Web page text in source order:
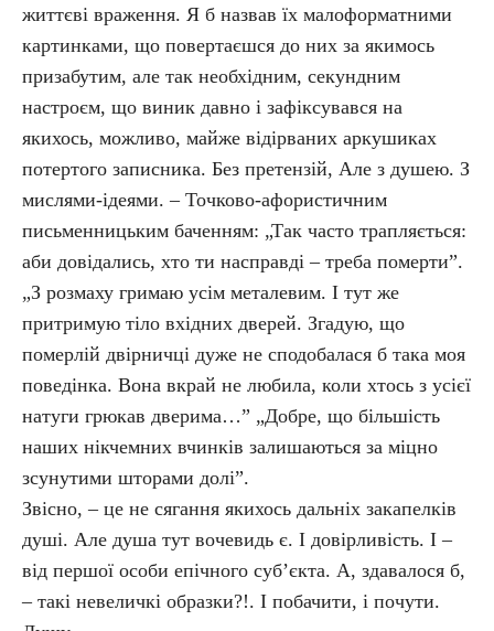
життєві враження. Я б назвав їх малоформатними
картинками, що повертаєшся до них за якимось
призабутим, але так необхідним, секундним
настроєм, що виник давно і зафіксувався на
якихось, можливо, майже відірваних аркушиках
потертого записника. Без претензій, Але з душею. З
мислями-ідеями. – Точково-афористичним
письменницьким баченням: „Так часто трапляється:
аби довідались, хто ти насправді – треба померти”.
„З розмаху гримаю усім металевим. І тут же
притримую тіло вхідних дверей. Згадую, що
померлій двірничці дуже не сподобалася б така моя
поведінка. Вона вкрай не любила, коли хтось з усієї
натуги грюкав дверима…” „Добре, що більшість
наших нікчемних вчинків залишаються за міцно
зсунутими шторами долі”.
Звісно, – це не сягання якихось дальніх закапелків
душі. Але душа тут вочевидь є. І довірливість. І –
від першої особи епічного суб’єкта. А, здавалося б,
– такі невеличкі образки?!. І побачити, і почути.